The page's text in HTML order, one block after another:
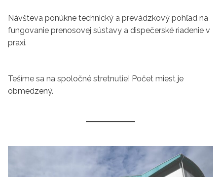
Návšteva ponúkne technický a prevádzkový pohľad na
fungovanie prenosovej sústavy a dispečerské riadenie v
praxi.
Tešíme sa na spoločné stretnutie! Počet miest je
obmedzený.